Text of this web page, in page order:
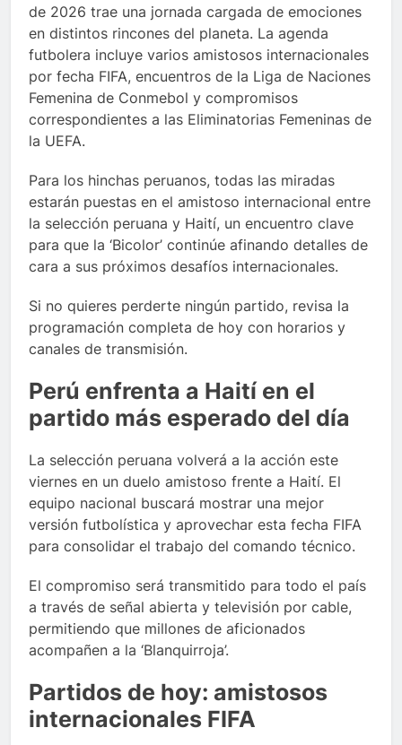
de 2026 trae una jornada cargada de emociones
en distintos rincones del planeta. La agenda
futbolera incluye varios amistosos internacionales
por fecha FIFA, encuentros de la Liga de Naciones
Femenina de Conmebol y compromisos
correspondientes a las Eliminatorias Femeninas de
la UEFA.
Para los hinchas peruanos, todas las miradas
estarán puestas en el amistoso internacional entre
la selección peruana y Haití, un encuentro clave
para que la ‘Bicolor’ continúe afinando detalles de
cara a sus próximos desafíos internacionales.
Si no quieres perderte ningún partido, revisa la
programación completa de hoy con horarios y
canales de transmisión.
Perú enfrenta a Haití en el
partido más esperado del día
La selección peruana volverá a la acción este
viernes en un duelo amistoso frente a Haití. El
equipo nacional buscará mostrar una mejor
versión futbolística y aprovechar esta fecha FIFA
para consolidar el trabajo del comando técnico.
El compromiso será transmitido para todo el país
a través de señal abierta y televisión por cable,
permitiendo que millones de aficionados
acompañen a la ‘Blanquirroja’.
Partidos de hoy: amistosos
internacionales FIFA